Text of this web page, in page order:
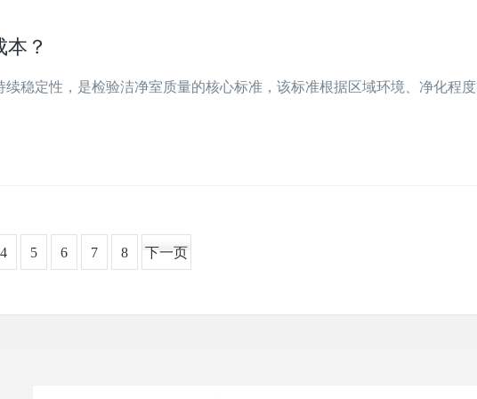
？
稳定性，是检验洁净室质量的核心标准，该标准根据区域环境、净化程
4 5 6 7 8 下一页